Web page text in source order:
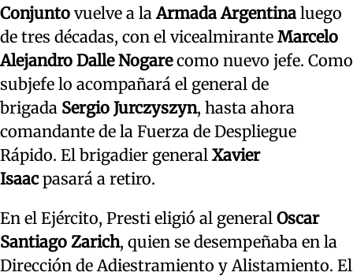
Conjunto vuelve a laArmada Argentina luego
de tres décadas, con el vicealmirante Marcelo
Alejandro Dalle Nogarecomo nuevo jefe. Como
subjefe lo acompañará el general de
brigada Sergio Jurczyszyn, hasta ahora
comandante de la Fuerza de Despliegue
Rápido. El brigadier general Xavier
Isaacpasará a retiro.
En el Ejército, Presti eligió al general Oscar
Santiago Zarich, quien se desempeñaba en la
Dirección de Adiestramiento y Alistamiento. El